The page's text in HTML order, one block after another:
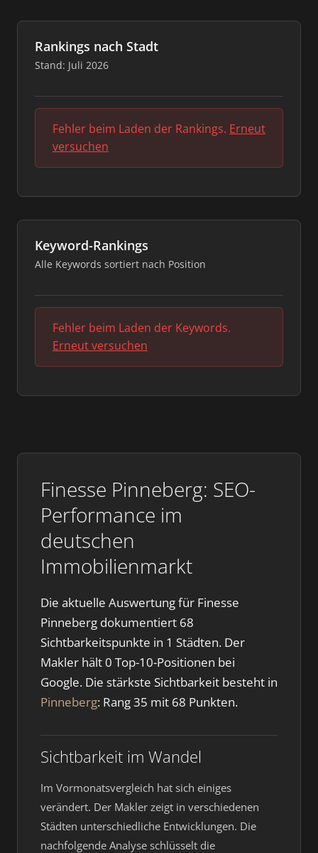
Finesse Pinneberg: SEO-
Performance im
deutschen
Immobilienmarkt
Die aktuelle Auswertung für Finesse
Pinneberg dokumentiert 68
Sichtbarkeitspunkte in 1 Städten. Der
Makler hält 0 Top-10-Positionen bei
Google. Die stärkste Sichtbarkeit besteht in
Pinneberg: Rang 35 mit 68 Punkten.
Sichtbarkeit im Wandel
Im Vormonatsvergleich hat sich einiges
verändert. Der Makler zeigt in verschiedenen
Städten unterschiedliche Entwicklungen. Die
nachfolgende Analyse schlüsselt die
Rankings nach Stadt
Stand: Juli 2026
Fehler beim Laden der Rankings. Erneut
versuchen
Keyword-Rankings
Alle Keywords sortiert nach Position
Fehler beim Laden der Keywords.
Erneut versuchen